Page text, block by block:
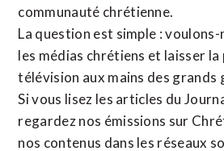
communauté chrétienne.
La question est simple :
les médias chrétiens et laisser la
télévision aux mains des grands
Si vous lisez les articles du
regardez nos émissions sur
nos contenus dans les réseaux